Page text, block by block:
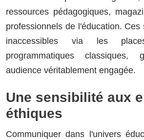
ressources pédagogiques,
professionnels de l'éducation. Ces
inaccessibles via les
programmatiques classiques,
audience véritablement engagée.
Une sensibilité aux
éthiques
Communiquer dans l'univers